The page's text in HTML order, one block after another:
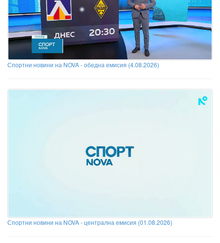
Спортни новини на NOVA - обедна емисия (4.08.2026)
Спортни новини на NOVA - централна емисия (01.08.2026)